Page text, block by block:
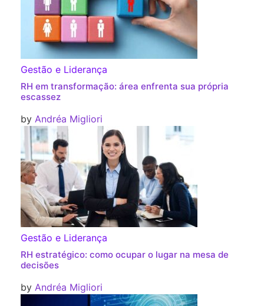
Gestão e Liderança
RH em transformação: área enfrenta sua própria
escassez
by Andréa Migliori
Gestão e Liderança
RH estratégico: como ocupar o lugar na mesa de
decisões
by Andréa Migliori